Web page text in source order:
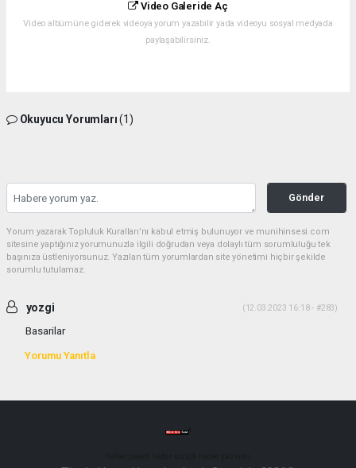
Video Galeride Aç
Video albümüne giderek videoya yorum yazabilir yada videoyu sosyal medyada
paylaşabilirsiniz.
Okuyucu Yorumları(1)
Gönder
Yorum yazarak Topluluk Kuralları’nı kabul etmiş bulunuyor ve munihinsesi.com
sitesine yaptığınız yorumunuzla ilgili doğrudan veya dolaylı tüm sorumluluğu tek
başınıza üstleniyorsunuz. Yazılan tüm yorumlardan site yönetimi hiçbir şekilde
sorumlu tutulamaz.
yozgi (12.03.2023 16:18 - #283)
Basarilar
Yorumu Yanıtla